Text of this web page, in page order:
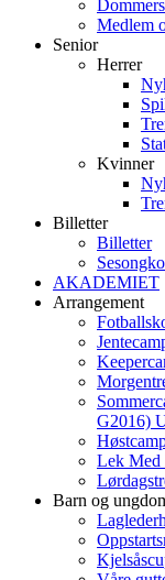
Medlem
Senior
Herrer
Kvinner
Billetter
Billetter
AKADEMIET
Arrangement
G2016)
Lek Med
Barn og